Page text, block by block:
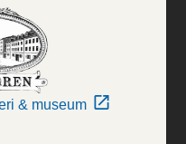
& museum